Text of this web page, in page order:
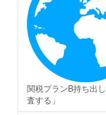
関税プランB持ち出
査する」